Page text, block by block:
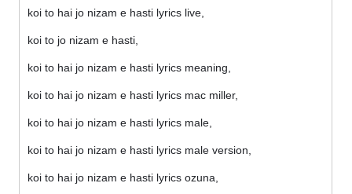
koi to hai jo nizam e hasti lyrics live,
koi to jo nizam e hasti,
koi to hai jo nizam e hasti lyrics meaning,
koi to hai jo nizam e hasti lyrics mac miller,
koi to hai jo nizam e hasti lyrics male,
koi to hai jo nizam e hasti lyrics male version,
koi to hai jo nizam e hasti lyrics ozuna,